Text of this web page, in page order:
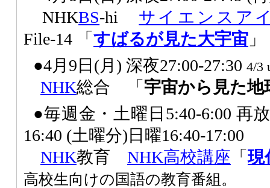
NHKBS-hi サイエンスア
File-14 「 すばるが見た大宇宙 」
●4月9日(月) 深夜27:00-27:30 4/3
NHK総合 「 宇宙から見た地
●毎週金・土曜日5:40-6:00 再
16:40 (土曜分)日曜16:40-17:00
NHK教育 NHK高校講座 「現
高校生向けの国語の教育番組。